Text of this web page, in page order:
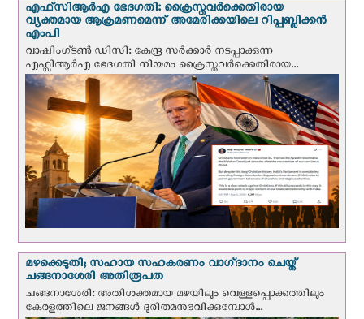
എഫ്‌സി‌ആര്‍‌എ ഭേദഗതി: ക്രൈസ്തവർക്കെതിരായ
വ്യക്തമായ ആക്രമണമെന്ന് അമേരിക്കയിലെ റിപ്പബ്ലിക്കൻ
എംപി
വാഷിംഗ്ടണ്‍ ഡി‌സി: കേന്ദ്ര സർക്കാർ നടപ്പാക്കുന്ന
എഫ്സിആർഎ ഭേദഗതി നിയമം ക്രൈസ്തവർക്കെതിരായ...
മഴക്കെടുതി; സഹായ സഹകരണം വാഗ്‌ദാനം ചെയ്ത്
ചങ്ങനാശേരി അതിരൂപത
ചങ്ങനാശേരി: അതിശക്തമായ മഴയിലും വെള്ളപ്പൊക്കത്തിലും
കേരളത്തിലെ ജനങ്ങൾ ദുരിതമനുഭവിക്കുമ്പോൾ...